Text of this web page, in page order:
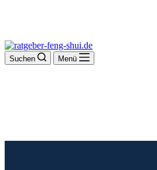
Suchen Menü